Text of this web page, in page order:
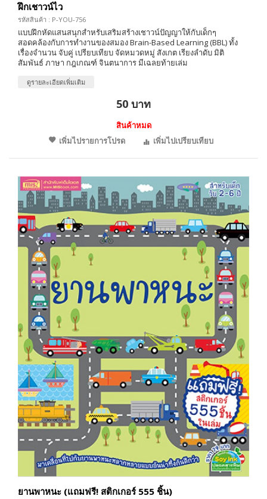
ฝึกเชาวน์ไว
รหัสสินค้า : P-YOU-756
แบบฝึกหัดแสนสนุกสำหรับเสริมสร้างเชาวน์ปัญญาให้กับเด็กๆ
สอดคล้องกับการทำงานของสมอง Brain-Based Learning (BBL) ทั้ง
เรื่องจำนวน จับคู่ เปรียบเทียบ จัดหมวดหมู่ สังเกต เรียงลำดับ มิติ
สัมพันธ์ ภาษา กฎเกณฑ์ จินตนาการ มีเฉลยท้ายเล่ม
ดูรายละเอียดเพิ่มเติม
50 บาท
สินค้าหมด
เพิ่มไปรายการโปรด
เพิ่มไปเปรียบเทียบ
ยานพาหนะ (แถมฟรี! สติกเกอร์ 555 ชิ้น)